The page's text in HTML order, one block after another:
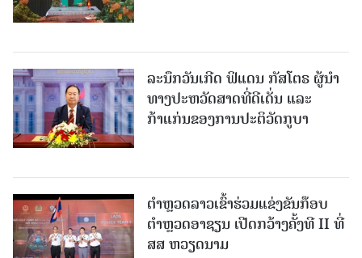
ລະນຶກວັນເກີດ ຟິແດນ ກັສໂຕຣ ຜູ້ນຳ
ທາງປະຫວັດສາດທີ່ດີເດັ່ນ ແລະ
ກ້າແກ່ນຂອງການປະຕິວັດກູບາ
ຕຳຫຼວດລາວເຂົ້າຮ່ວມແຂ່ງຂັນກ໊ອບ
ຕຳຫຼວດອາຊຽນ ເປີດກວ້າງຄັ້ງທີ II ທີ່
ສສ ຫວຽດນາມ